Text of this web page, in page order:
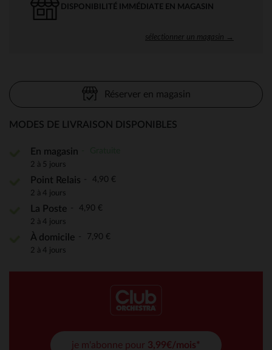
DISPONIBILITÉ IMMÉDIATE EN MAGASIN
sélectionner un magasin →
Réserver en magasin
MODES DE LIVRAISON DISPONIBLES
En magasin
2 à 5 jours
Point Relais 4,90 €
2 à 4 jours
La Poste 4,90 €
2 à 4 jours
À domicile 7,90 €
2 à 4 jours
je m'abonne pour 3,99€/mois*